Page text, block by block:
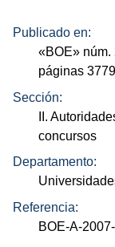
Publicado en:
«BOE» núm.
páginas
Sección:
II.
concursos
Departamento:
Referencia:
BOE-A-